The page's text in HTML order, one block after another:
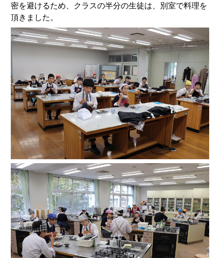
密を避けるため、クラスの半分の生徒は、別室で料理を
頂きました。